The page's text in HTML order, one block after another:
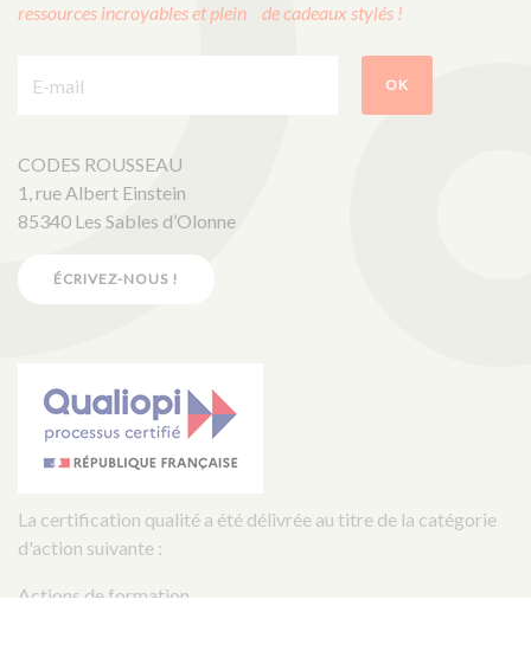
ressources incroyables et plein de cadeaux stylés !
OK
CODES ROUSSEAU
1, rue Albert Einstein
85340 Les Sables d’Olonne
ÉCRIVEZ-NOUS !
La certification qualité a été délivrée au titre de la catégorie
d'action suivante :
Actions de formation